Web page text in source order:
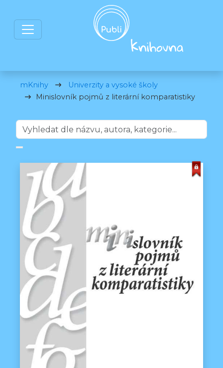
mKnihy
Univerzity a vysoké školy
Minislovník pojmů z literární komparatistiky